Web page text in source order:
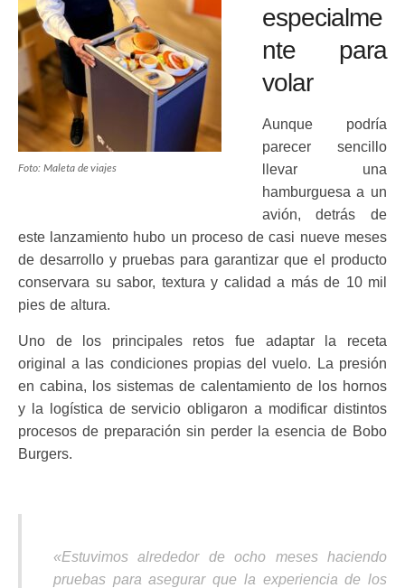
Foto: Maleta de viajes
especialme
nte para
volar
Aunque podría
parecer sencillo
llevar una
hamburguesa a un
avión, detrás de
este lanzamiento hubo un proceso de casi nueve meses
de desarrollo y pruebas para garantizar que el producto
conservara su sabor, textura y calidad a más de 10 mil
pies de altura.
Uno de los principales retos fue adaptar la receta
original a las condiciones propias del vuelo. La presión
en cabina, los sistemas de calentamiento de los hornos
y la logística de servicio obligaron a modificar distintos
procesos de preparación sin perder la esencia de Bobo
Burgers.
«Estuvimos alrededor de ocho meses haciendo
pruebas para asegurar que la experiencia de los